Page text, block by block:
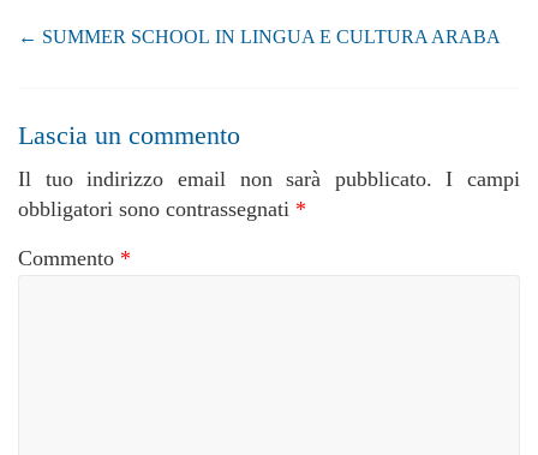
← SUMMER SCHOOL IN LINGUA E CULTURA ARABA
Lascia un commento
Il tuo indirizzo email non sarà pubblicato.
I campi
obbligatori sono contrassegnati *
Commento *